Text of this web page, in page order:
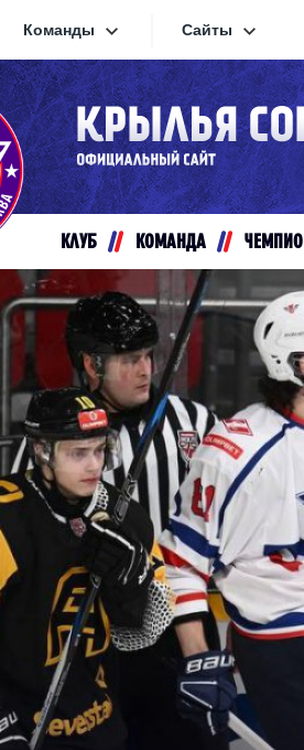
Команды
Конференция «Запад»
Дивизион Золотой
Академия Михайлова
Красная Армия
Локо
МХК Динамо СПб
МХК Динамо-М
МХК Спартак
СКА-1946
Дивизион Серебряный
Академия СКА
АКМ-Юниор
Амурские Тигры
Красная Машина-Юниор
Крылья Советов
Сайты
Сайты
Хайлайты
Текстовые
Интернет-
КЛУБ КОМАНДА